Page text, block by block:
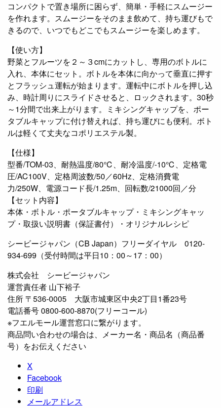
コンパクトで置き場所に困らず、簡単・手軽にスムージー
を作れます。スムージーをそのまま飲めて、持ち運びもで
きるので、いつでもどこでもスムージーを楽しめます。
【使い方】
野菜とフルーツを２～３cmにカットし、専用のボトルに
入れ、本体にセット。ボトルを本体に向かって垂直に押す
とフラッシュ運転が始まります。運転中にボトルを押し込
み、時計周りにスライドさせると、ロックされます。30秒
～1分間で出来上がります。ミキシングキャップを、ポー
タブルキャップに付け替えれば、持ち運びにも便利。ボト
ルは軽くて丈夫なコポリエステル製。
【仕様】
型番/TOM-03、耐熱温度/80℃、耐冷温度/-10℃、定格電
圧/AC100V、定格周波数/50／60Hz、定格消費電
力/250W、電源コード長/1.25m、回転数/21000回／分
【セット内容】
本体・ボトル・ポータブルキャップ・ミキシングキャッ
プ・取扱い説明書（保証書付）・オリジナルレシピ
シービージャパン（CB Japan）フリーダイヤル 0120-
934-699（受付時間は平日10：00～17：00）
株式会社 シービージャパン
運営責任者 山下裕子
住所 〒536-0005 大阪市城東区中央2丁目1番23号
電話番号 0800-600-8870(フリーコール)
※フエルモール運営窓口に繋がります。
商品問い合わせの場合は、メーカー名・商品名（商品番
号）をお伝えください
X
Facebook
印刷
メールアドレス